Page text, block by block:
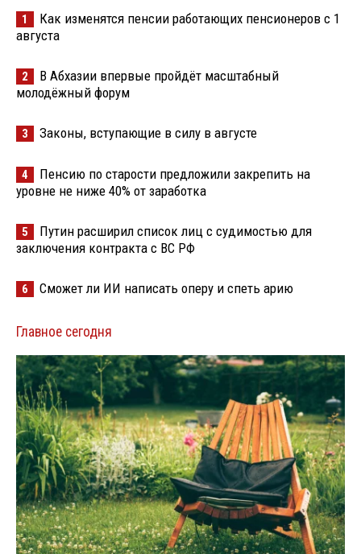
1
Как изменятся пенсии работающих пенсионеров с 1
августа
2
В Абхазии впервые пройдёт масштабный
молодёжный форум
3 Законы, вступающие в силу в августе
4
Пенсию по старости предложили закрепить на
уровне не ниже 40% от заработка
5
Путин расширил список лиц с судимостью для
заключения контракта с ВС РФ
6 Сможет ли ИИ написать оперу и спеть арию
Главное сегодня